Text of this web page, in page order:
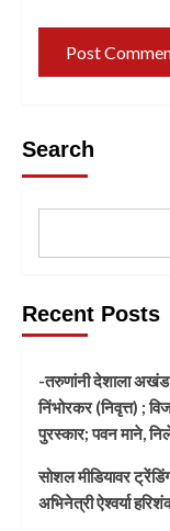
Search
Recent Posts
-तरुणांनी देशाला
निंभोरकर (निवृत्त) ;
पुरस्कार; पवन माने,
सोशल मीडियावर
अभिनेत्री ऐश्वर्या